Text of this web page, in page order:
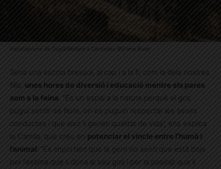
Instal·lacions de Dog&Welfare a Cardedeu ©Elena Bulet
Seria una escola bressol, al cap i a la fi, com la dels nostres
fills: unes hores de diversió i educació mentre els pares
som a la feina . “És un espai a la natura perquè el gos
pugui sentir-se lliure, on es puguin respectar les seves
conductes i que això li generi qualitat de vida”, ens explica
la Camila, que creu en potenciar el vincle entre l’humà i
l’animal: “És important que la gent no senti que està boja
per l’estima que li dona al seu gos i per la posició que li